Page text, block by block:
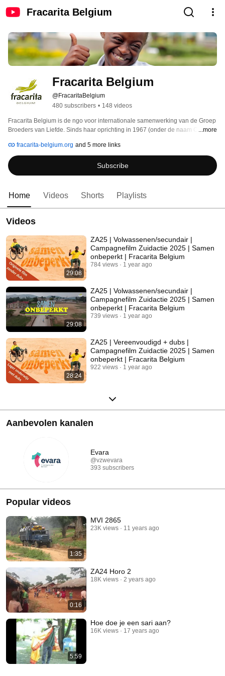
Fracarita Belgium
Fracarita Belgium
@FracaritaBelgium
480 subscribers • 148 videos
Fracarita Belgium is de ngo voor internationale samenwerking van de Groep
Broeders van Liefde. Sinds haar oprichting in 1967 (onder de naam Caraes)
focus op het Grote Merengebied. Deze projecten situeren zich binnen drie
domeinen:
...more
fracarita-belgium.org and 5 more links
Subscribe
Home Videos Shorts Playlists
Videos
29:08
ZA25 | Volwassenen/secundair |
Campagnefilm Zuidactie 2025 | Samen
onbeperkt | Fracarita Belgium
784 views 1 year ago
29:08
ZA25 | Volwassenen/secundair |
Campagnefilm Zuidactie 2025 | Samen
onbeperkt | Fracarita Belgium
739 views 1 year ago
28:24
ZA25 | Vereenvoudigd + dubs |
Campagnefilm Zuidactie 2025 | Samen
onbeperkt | Fracarita Belgium
922 views 1 year ago
Aanbevolen kanalen
Evara
@vzwevara
393 subscribers
Popular videos
1:35
MVI 2865
23K views 11 years ago
0:16
ZA24 Horo 2
18K views 2 years ago
5:59
Hoe doe je een sari aan?
16K views 17 years ago